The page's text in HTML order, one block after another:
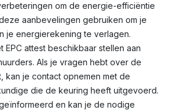
om de energie-efficiëntie
aanbevelingen gebruiken om je
je energierekening te verlagen.
EPC attest beschikbaar stellen aan
Als je vragen hebt over de
kan je contact opnemen met de
die de keuring heeft uitgevoerd.
en kan je de nodige